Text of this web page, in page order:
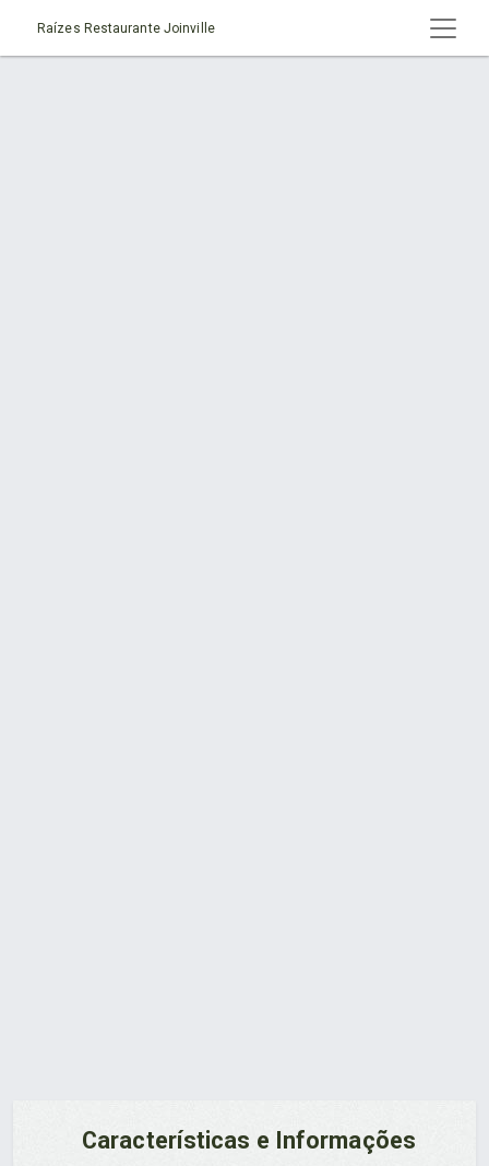
Raízes Restaurante Joinville
Características e Informações